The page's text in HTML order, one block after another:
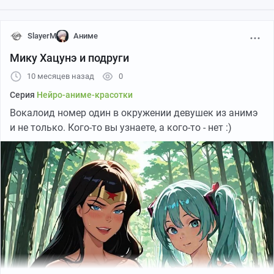
День рождения: 29 октября
Знак Зодиака: Скорпион
Планета покровитель: Плутон
Группа крови: А
Любимый цвет: тёмно-красный
Хобби: прогулки по магазинам
Любимая еда: зелёный чай
Нелюбимая еда: баклажаны
Любимый вид спорта: ритмическая гимнастика
Любимый школьный предмет: физика
SlayerM Аниме
Мику Хацунэ и подруги
10 месяцев назад 0
Серия Нейро-аниме-красотки
Вокалоид номер один в окружении девушек из анимэ
и не только. Кого-то вы узнаете, а кого-то - нет :)